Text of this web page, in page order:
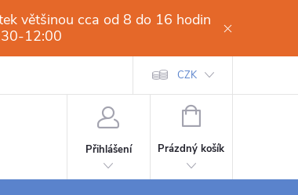
většinou cca od 8 do 16 hodin
12:00
Obchodní podmínky Dodací a platební
CZK
Přihlášení
NÁKUPNÍ
Prázdný košík